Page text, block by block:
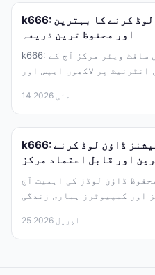
k666: آفیشل ایپس اور گیمز ڈاؤن لوڈ کرنے کا بہترین
اور محفوظ ترین ذریعہ
k666: ایک قابل اعتماد اور آفیشل سافٹ ویئر مرکز آج کے
14 مئی 2026
k666: محفوظ اور آفیشل ایپلی کیشنز ڈاؤن لوڈ کرنے
اور قابل اعتماد مرکز
ڈاؤن لوڈز کی اہمیت آج
25 اپریل 2026